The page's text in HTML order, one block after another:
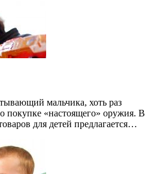
мальчика, хоть раз
покупке «настоящего» оружия. В
для детей предлагается…